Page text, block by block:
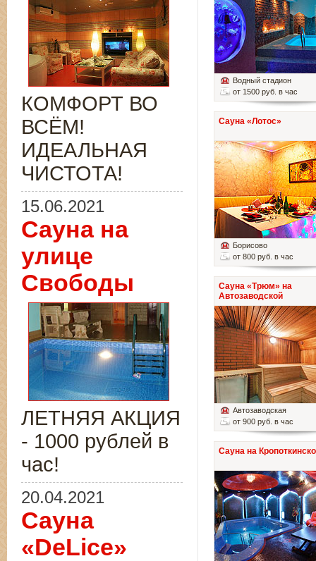
Водный стадион
от 1500 руб. в час
Сауна «Лотос»
Борисово
от 800 руб. в час
Сауна «Трюм» на
Автозаводской
Автозаводская
от 900 руб. в час
Сауна на
КОМФОРТ ВО
ВСЁМ!
ИДЕАЛЬНАЯ
ЧИСТОТА!
15.06.2021
Сауна на
улице
Свободы
ЛЕТНЯЯ АКЦИЯ
- 1000 рублей в
час!
20.04.2021
Сауна
«DeLice»